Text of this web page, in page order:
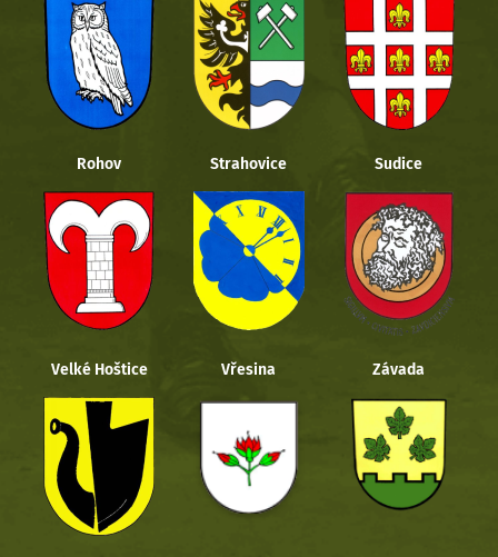
Rohov Strahovice Sudice
Velké Hoštice Vřesina Závada